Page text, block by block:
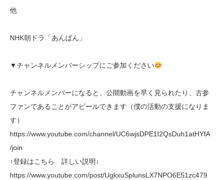
他
NHK朝ドラ「あんぱん」
▼チャンネルメンバーシップにご参加ください
チャンネルメンバーになると、公開動画を早く見られたり、古参
ファンであることがアピールできます（僕の活動の支援になりま
す）
https://www.youtube.com/channel/UC6wjsDPE1I2QsDuh1atHYfA
/join
↑登録はこちら 詳しい説明↓
https://www.youtube.com/post/UgkxuSplunsLX7NPO6E51zc479